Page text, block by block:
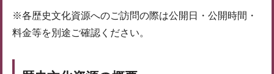
※各歴史文化資源へのご訪問の際は公開日・公開時間・
料金等を別途ご確認ください。